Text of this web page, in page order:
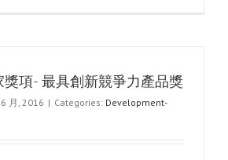
項- 最具創新競爭力產品獎
月, 2016 | Categories: Development-